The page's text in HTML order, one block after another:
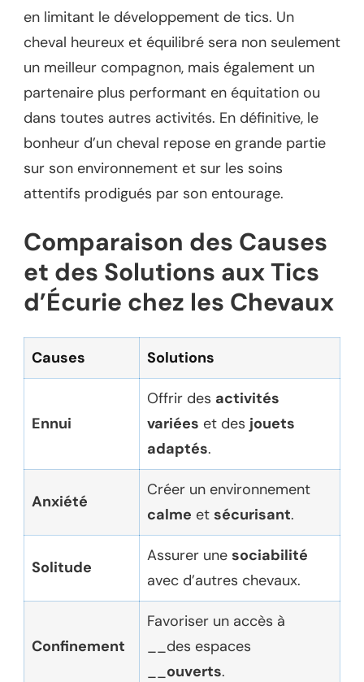
en limitant le développement de tics. Un
cheval heureux et équilibré sera non seulement
un meilleur compagnon, mais également un
partenaire plus performant en équitation ou
dans toutes autres activités. En définitive, le
bonheur d’un cheval repose en grande partie
sur son environnement et sur les soins
attentifs prodigués par son entourage.
Comparaison des Causes
et des Solutions aux Tics
d’Écurie chez les Chevaux
Causes Solutions
Ennui
Offrir des activités
variées et des jouets
adaptés.
Anxiété
Créer un environnement
calme et sécurisant.
Solitude
Assurer une sociabilité
avec d’autres chevaux.
Confinement
Favoriser un accès à
__des espaces
ouverts.